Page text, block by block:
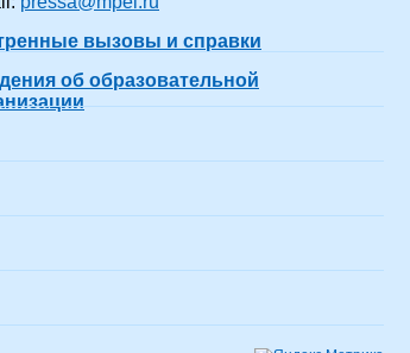
показать все
вызовы и справки
об образовательной